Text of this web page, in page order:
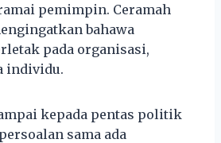
pemimpin. Ceramah
bahawa
pada organisasi,
individu.
kepada pentas politik
sama ada